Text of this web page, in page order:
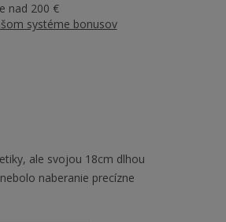
nad 200 €
systéme bonusov
ale svojou 18cm dlhou
naberanie precízne